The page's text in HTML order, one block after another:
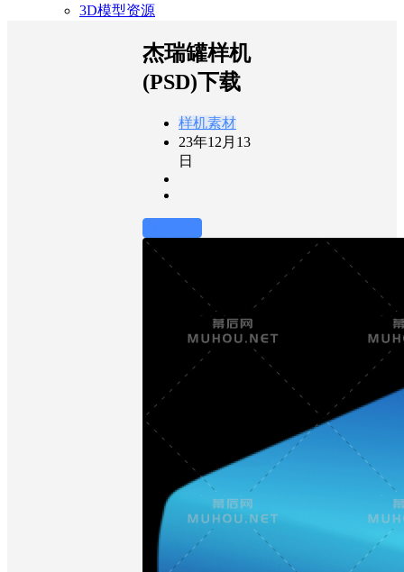
3D模型资源
杰瑞罐样机
(PSD)下载
样机素材
23年12月13
日